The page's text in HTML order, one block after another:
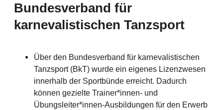
Bundesverband für
karnevalistischen Tanzsport
Über den Bundesverband für karnevalistischen
Tanzsport (BkT) wurde ein eigenes Lizenzwesen
innerhalb der Sportbünde erreicht. Dadurch
können gezielte Trainer*innen- und
Übungsleiter*innen-Ausbildungen für den Erwerb